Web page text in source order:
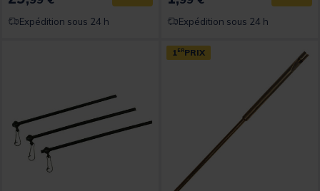
Expédition sous 24 h Expédition sous 24 h
1 ERPRIX